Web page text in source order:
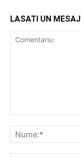
LASATI UN MESAJ